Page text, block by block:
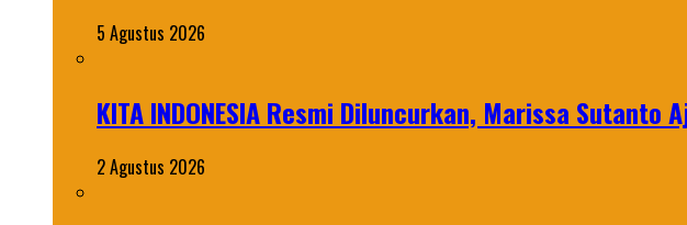
5 Agustus 2026
KITA INDONESIA Resmi Diluncurkan, Marissa
2 Agustus 2026